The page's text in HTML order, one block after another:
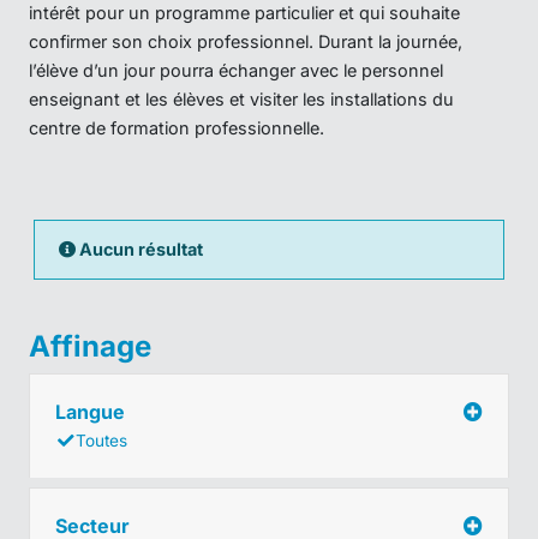
intérêt pour un programme particulier et qui souhaite
confirmer son choix professionnel. Durant la journée,
l’élève d’un jour pourra échanger avec le personnel
enseignant et les élèves et visiter les installations du
centre de formation professionnelle.
Aucun résultat
Affinage
Langue
Toutes
Secteur